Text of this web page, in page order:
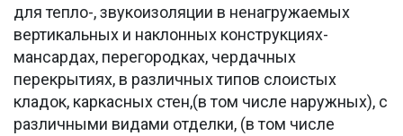
для тепло-, звукоизоляции в ненагружаемых
вертикальных и наклонных конструкциях-
мансардах, перегородках, чердачных
перекрытиях, в различных типов слоистых
кладок, каркасных стен,(в том числе наружных), с
различными видами отделки, (в том числе